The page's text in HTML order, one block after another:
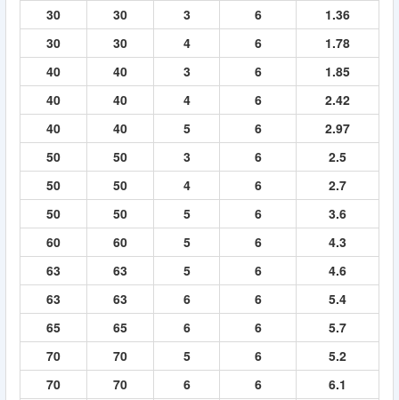
30
30 3 6
1.36
30
30 4 6
1.78
40
40 3 6
1.85
40
40 4 6
2.42
40
40 5 6
2.97
50
50 3 6
2.5
50
50 4 6
2.7
50
50 5 6
3.6
60
60 5 6
4.3
63
63 5 6
4.6
63
63 6 6
5.4
65
65 6 6
5.7
70
70 5 6
5.2
70
70 6 6
6.1